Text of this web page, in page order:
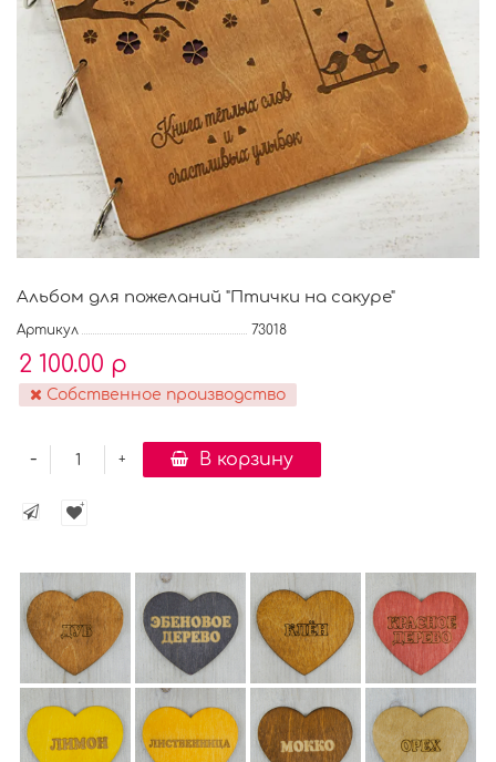
Альбом для пожеланий "Птички на сакуре"
Артикул 73018
2 100.00 р
Собственное производство
+
- В корзину